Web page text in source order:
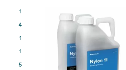
1
4
1
1
5